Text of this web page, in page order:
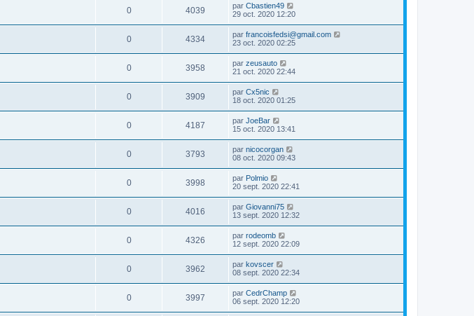
0 4039 par Cbastien49
29 oct. 2020 12:20
0 4334 par francoisfedsi@gmail.com
23 oct. 2020 02:25
0 3958 par zeusauto
21 oct. 2020 22:44
0 3909 par Cx5nic
18 oct. 2020 01:25
0 4187 par JoeBar
15 oct. 2020 13:41
0 3793 par nicocorgan
08 oct. 2020 09:43
0 3998 par Polmio
20 sept. 2020 22:41
0 4016 par Giovanni75
13 sept. 2020 12:32
0 4326 par rodeomb
12 sept. 2020 22:09
0 3962 par kovscer
08 sept. 2020 22:34
0 3997 par CedrChamp
06 sept. 2020 12:20